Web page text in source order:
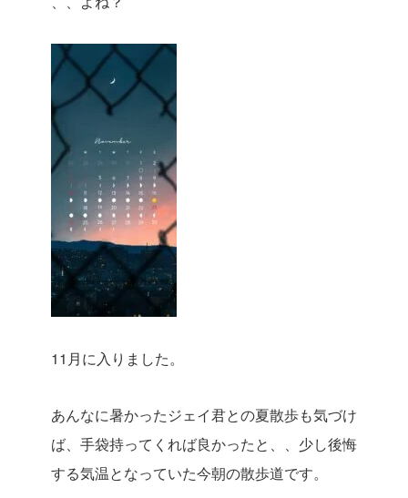
11月に入りました。
あんなに暑かったジェイ君との夏散歩も気づけ
ば、手袋持ってくれば良かったと、、少し後悔
する気温となっていた今朝の散歩道です。